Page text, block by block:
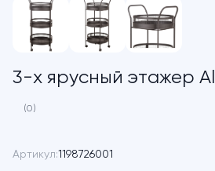
3-х ярусный этажер
(0)
Артикул:1198726001